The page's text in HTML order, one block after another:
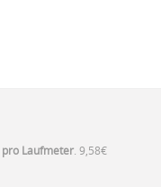
pro Laufmeter. 9,58€